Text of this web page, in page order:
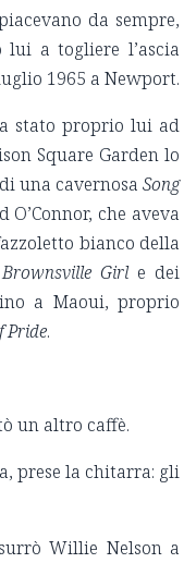
da sempre,
a togliere l’ascia
1965 a Newport.
stato proprio lui ad
Square Garden lo
una cavernosa Song
che aveva
bianco della
Brownsville Girle dei
a Maoui, proprio
Pride.
un altro caffè.
prese la chitarra: gli
Willie Nelson a